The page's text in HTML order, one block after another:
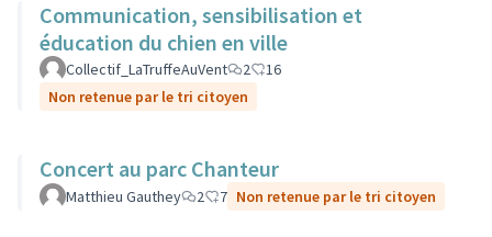
Communication, sensibilisation et
éducation du chien en ville
Collectif_LaTruffeAuVent 2
16
Non retenue par le tri citoyen
Concert au parc Chanteur
Matthieu Gauthey 2 7 Non retenue par le tri citoyen